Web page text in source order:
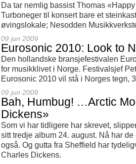
Da tar nemlig bassist Thomas
Turboneger til konsert bare et
øvingslokale; Nesodden
09 jun 2009
Eurosonic 2010: Look to
Den hollandske bransjefestivalen
for musikklivet i Norge. Festivalsjef
Eurosonic 2010 vil stå i Norges tegn,
09 jun 2009
Bah, Humbug! …Arctic
Dickens»
Som vi har tidligere har skrevet,
sitt tredje album 24. august. Nå har
også. Og gutta fra Sheffield har
Charles Dickens.